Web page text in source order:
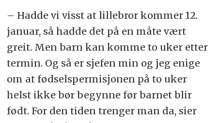
– Hadde vi visst at lillebror kommer 12.
januar, så hadde det på en måte vært
greit. Men barn kan komme to uker etter
termin. Og så er sjefen min og jeg enige
om at fødselspermisjonen på to uker
helst ikke bør begynne før barnet blir
født. For den tiden trenger man da, sier